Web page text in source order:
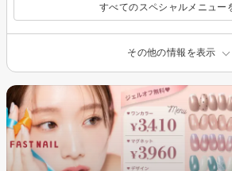
すべてのスペシャルメニュー
その他の情報を表示